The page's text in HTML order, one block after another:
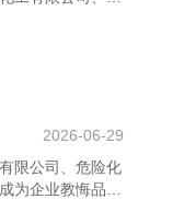
时佩戴宠物的需
托运宠物、用度
时情况下，宠物
接种解说，以确
2026-06-29
限公司、危险化
为企业教悔品牌
践计谋，企业不